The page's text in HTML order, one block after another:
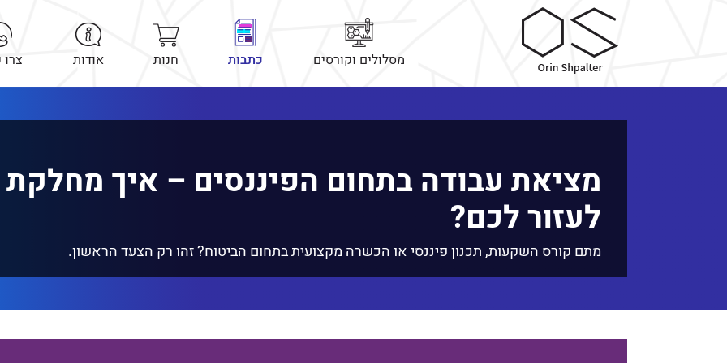
מסלולים וקורסים כתבות חנות אודות
מציאת עבודה בתחום הפיננסים – איך
לעזור לכם?
מתם קורס השקעות, תכנון פיננסי או הכשרה מקצועית בתחום הביטוח? זהו רק הצעד הראשון.